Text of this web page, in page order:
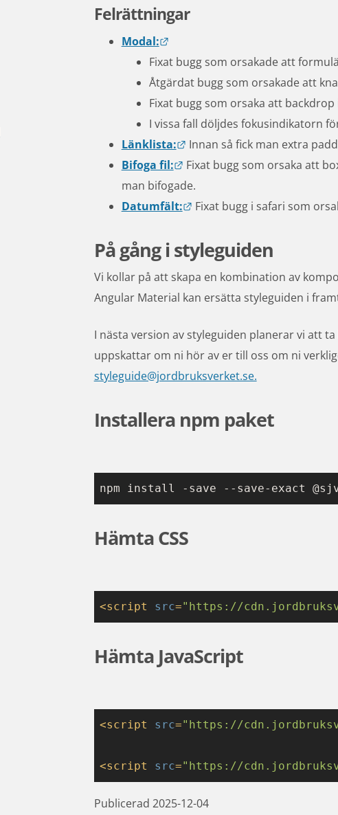
Felrättningar
Modal:
Länk till annan webbplats.
Fixat bugg som orsakade att
Åtgärdat bugg som orsakade att
Fixat bugg som orsaka att
I vissa fall döljdes fokusindikatorn
Länklista:
Länk till annan webbplats.
Innan så fick man extra
Bifoga fil:
Länk till annan webbplats.
Fixat bugg som orsaka att
man bifogade.
Datumfält:
Länk till annan
Fixat bugg i safari som
På gång i styleguiden
Vi kollar på att skapa en kombination av
Angular Material kan ersätta styleguiden i
I nästa version av styleguiden planerar vi att
styleguide@jordbruksverket.se.
Installera npm paket
npm install -save --save-exact
Hämta CSS
<script src="https://
Hämta JavaScript
<script src="https://
<script src="https://
Publicerad 2025-12-04